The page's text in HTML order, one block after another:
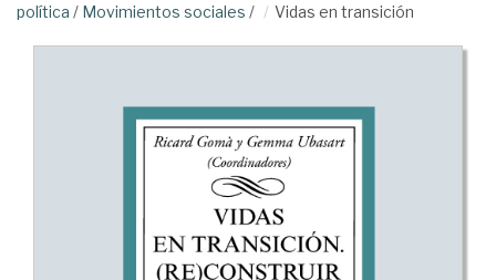
política / Movimientos sociales / Vidas en transición